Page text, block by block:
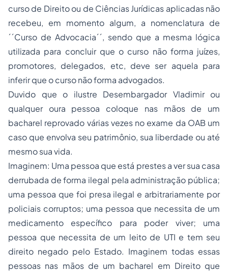
curso de Direito ou de Ciências Jurídicas aplicadas não
recebeu, em momento algum, a nomenclatura de
´´Curso de Advocacia´´, sendo que a mesma lógica
utilizada para concluir que o curso não forma juízes,
promotores, delegados, etc, deve ser aquela para
inferir que o curso não forma advogados.
Duvido que o ilustre Desembargador Vladimir ou
qualquer oura pessoa coloque nas mãos de um
bacharel reprovado várias vezes no exame da OAB um
caso que envolva seu patrimônio, sua liberdade ou até
mesmo sua vida.
Imaginem: Uma pessoa que está prestes a ver sua casa
derrubada de forma ilegal pela administração pública;
uma pessoa que foi presa ilegal e arbitrariamente por
policiais corruptos; uma pessoa que necessita de um
medicamento específico para poder viver; uma
pessoa que necessita de um leito de UTI e tem seu
direito negado pelo Estado. Imaginem todas essas
pessoas nas mãos de um bacharel em Direito que